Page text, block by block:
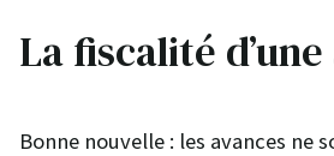
La fiscalité
Bonne nouvelle : les avances ne